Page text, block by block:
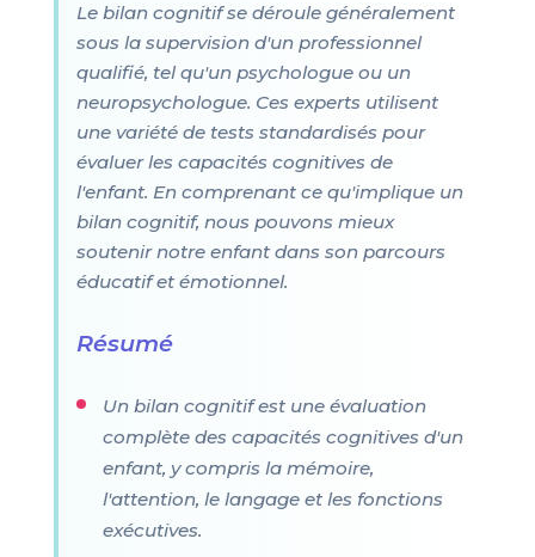
Le bilan cognitif se déroule généralement
sous la supervision d'un professionnel
qualifié, tel qu'un psychologue ou un
neuropsychologue. Ces experts utilisent
une variété de tests standardisés pour
évaluer les capacités cognitives de
l'enfant. En comprenant ce qu'implique un
bilan cognitif, nous pouvons mieux
soutenir notre enfant dans son parcours
éducatif et émotionnel.
Résumé
Un bilan cognitif est une évaluation
complète des capacités cognitives d'un
enfant, y compris la mémoire,
l'attention, le langage et les fonctions
exécutives.